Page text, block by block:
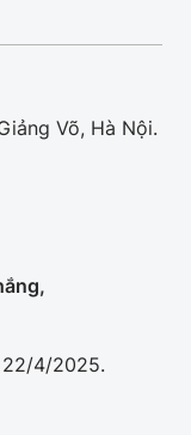
Võ, Hà Nội.
22/4/2025.